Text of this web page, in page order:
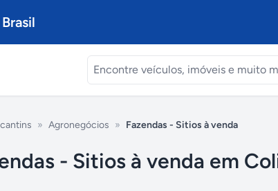
» Agronegócios » Fazendas - Sitios à venda
- Sitios à venda em